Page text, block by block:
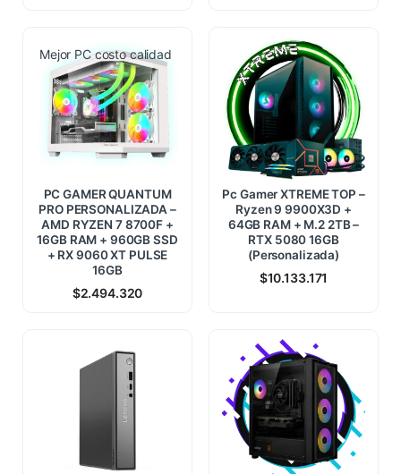
Mejor PC costo calidad
PC GAMER QUANTUM
PRO PERSONALIZADA –
AMD RYZEN 7 8700F +
16GB RAM + 960GB SSD
+ RX 9060 XT PULSE
16GB
$2.494.320
Pc Gamer XTREME TOP –
Ryzen 9 9900X3D +
64GB RAM + M.2 2TB –
RTX 5080 16GB
(Personalizada)
$10.133.171